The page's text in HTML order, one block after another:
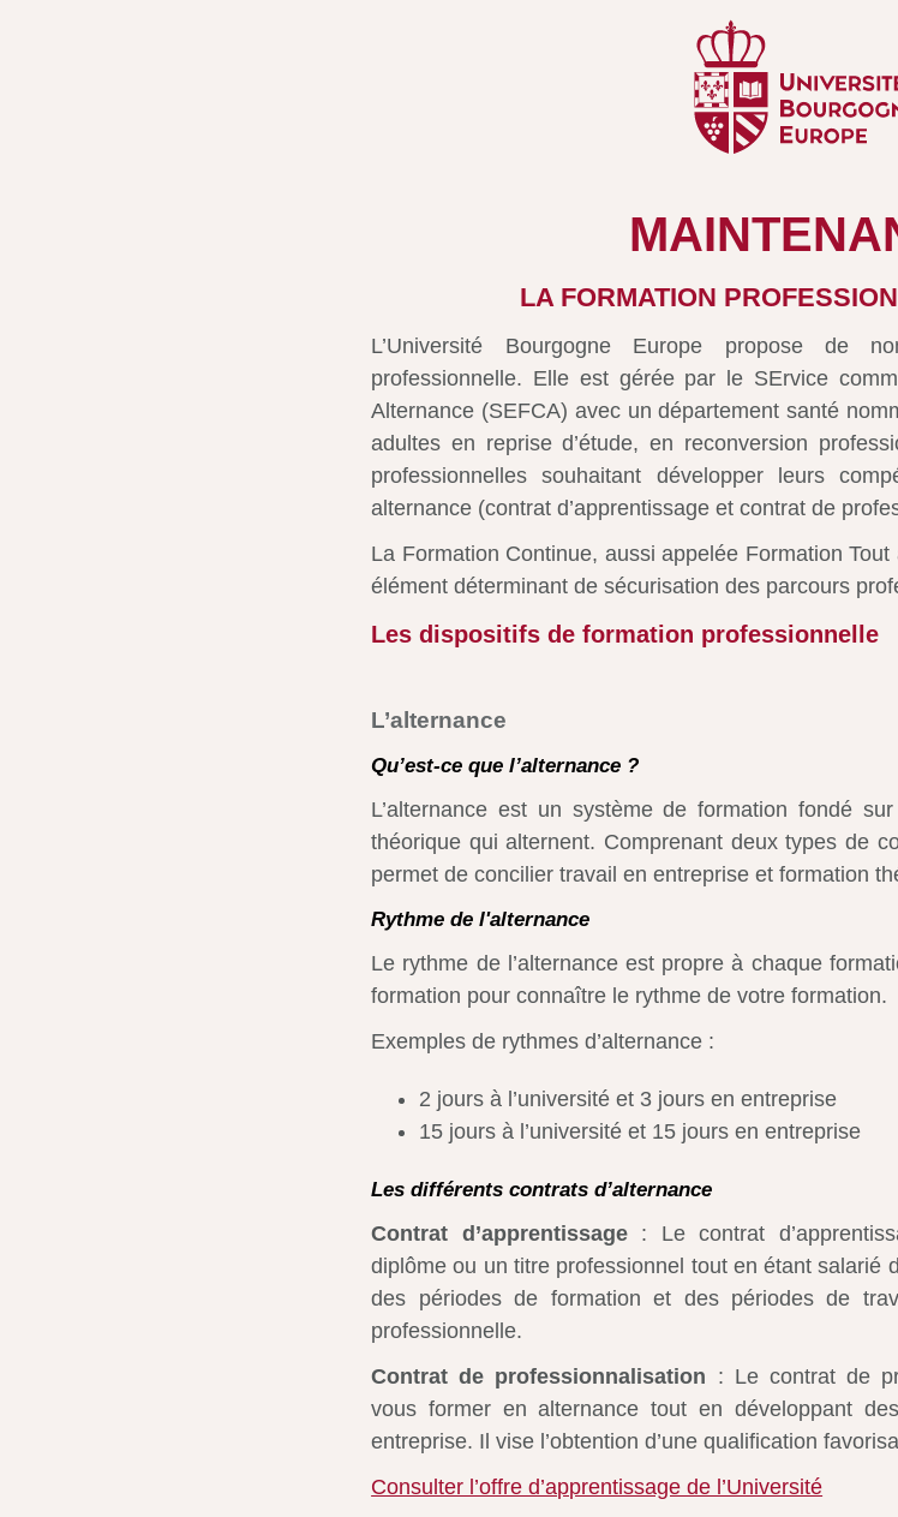
LA FORMATION
L’Université Bourgogne Europe propose de
professionnelle. Elle est gérée par le SErvice
Alternance (SEFCA) avec un département santé
adultes en reprise d’étude, en reconversion
professionnelles souhaitant développer leurs
alternance (contrat d’apprentissage et contrat de
La Formation Continue, aussi appelée Formation
élément déterminant de sécurisation des parcours
Les dispositifs de formation professionnelle
L’alternance
Qu’est-ce que l’alternance ?
L’alternance est un système de formation fondé
théorique qui alternent. Comprenant deux types de
permet de concilier travail en entreprise et formation
Rythme de l'alternance
Le rythme de l’alternance est propre à chaque
formation pour connaître le rythme de votre formation.
Exemples de rythmes d’alternance :
2 jours à l’université et 3 jours en entreprise
15 jours à l’université et 15 jours en entreprise
Les différents contrats d’alternance
Contrat d’apprentissage: Le contrat
diplôme ou un titre professionnel tout en étant salarié
des périodes de formation et des périodes de
professionnelle.
Contrat de professionnalisation : Le contrat de
vous former en alternance tout en développant
entreprise. Il vise l’obtention d’une qualification
Consulter l’offre d’apprentissage de l’Université